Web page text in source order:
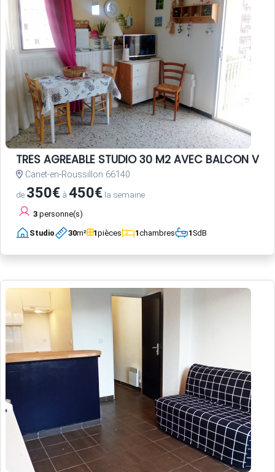
TRES AGREABLE STUDIO 30 M2 AVEC BALCON VUE
Canet-en-Roussillon 66140
de 350€ à 450€ la semaine
3 personne(s)
Studio 30m² 1pièces 1chambres 1SdB